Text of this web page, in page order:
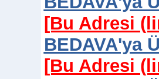
[Bu Adresi
BEDAVA'ya
[Bu Adresi